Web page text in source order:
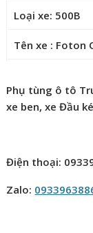
Loại xe: 500B
Tên xe : Foton
Phụ tùng ô tô
xe ben, xe Đầu
Điện thoại:
Zalo: